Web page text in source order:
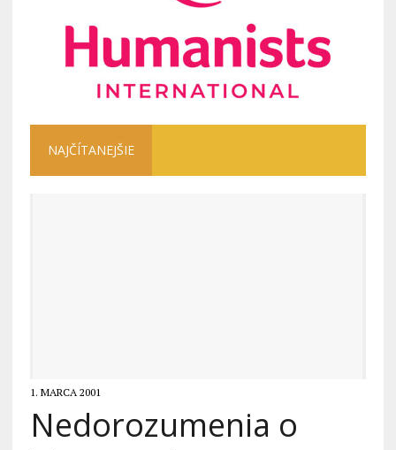
NAJČÍTANEJŠIE
1. MARCA 2001
Nedorozumenia o